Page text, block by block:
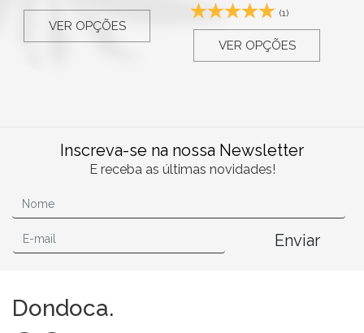
VER OPÇÕES
(1)
VER OPÇÕES
Inscreva-se na nossa Newsletter
E receba as últimas novidades!
Enviar
Dondoca.